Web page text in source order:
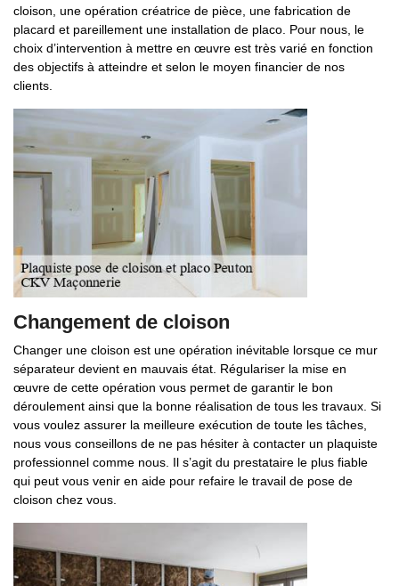
cloison, une opération créatrice de pièce, une fabrication de
placard et pareillement une installation de placo. Pour nous, le
choix d’intervention à mettre en œuvre est très varié en fonction
des objectifs à atteindre et selon le moyen financier de nos
clients.
Changement de cloison
Changer une cloison est une opération inévitable lorsque ce mur
séparateur devient en mauvais état. Régulariser la mise en
œuvre de cette opération vous permet de garantir le bon
déroulement ainsi que la bonne réalisation de tous les travaux. Si
vous voulez assurer la meilleure exécution de toute les tâches,
nous vous conseillons de ne pas hésiter à contacter un plaquiste
professionnel comme nous. Il s’agit du prestataire le plus fiable
qui peut vous venir en aide pour refaire le travail de pose de
cloison chez vous.